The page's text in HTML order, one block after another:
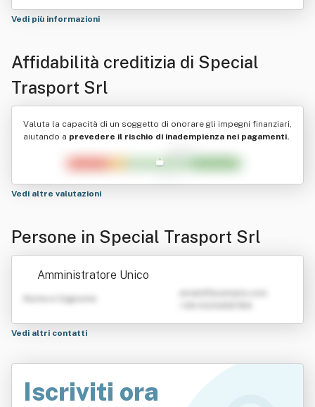
Vedi più informazioni
Affidabilità creditizia di Special
Trasport Srl
Valuta la capacità di un soggetto di onorare gli impegni finanziari,
aiutando a prevedere il rischio di inadempienza nei pagamenti.
Vedi altre valutazioni
Persone in Special Trasport Srl
Amministratore Unico
Nome e Cognome
Vedi altri contatti
Iscriviti ora